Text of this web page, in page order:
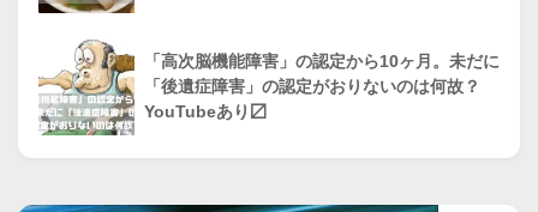
「高次脳機能障害」の認定から10ヶ月。未だに
「後遺症障害」の認定がおりないのは何故？
YouTubeあり〼